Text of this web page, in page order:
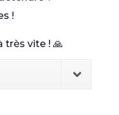
!
très vite ! 🙏